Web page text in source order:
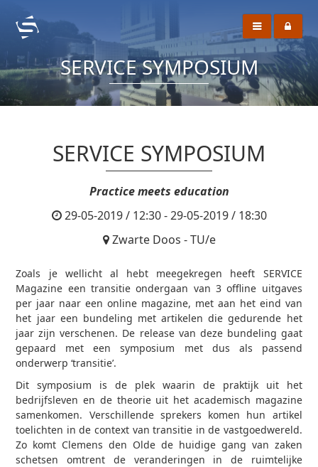
SERVICE SYMPOSIUM
SERVICE SYMPOSIUM
Practice meets education
29-05-2019 / 12:30 - 29-05-2019 / 18:30
Zwarte Doos - TU/e
Zoals je wellicht al hebt meegekregen heeft SERVICE
Magazine een transitie ondergaan van 3 offline uitgaves
per jaar naar een online magazine, met aan het eind van
het jaar een bundeling met artikelen die gedurende het
jaar zijn verschenen. De release van deze bundeling gaat
gepaard met een symposium met dus als passend
onderwerp ‘transitie’.
Dit symposium is de plek waarin de praktijk uit het
bedrijfsleven en de theorie uit het academisch magazine
samenkomen. Verschillende sprekers komen hun artikel
toelichten in de context van transitie in de vastgoedwereld.
Zo komt Clemens den Olde de huidige gang van zaken
schetsen omtrent de veranderingen in de ruimtelijke